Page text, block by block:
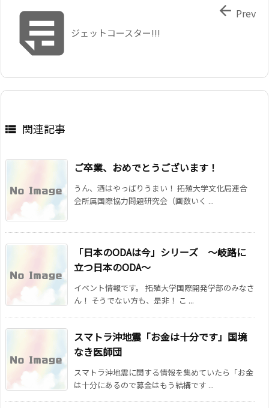
ジェットコースター!!!
 Prev
 関連記事
ご卒業、おめでとうございます！
うん、酒はやっぱりうまい！ 拓殖大学文化局連合
会所属国際協力問題研究会（画数いく ...
「日本のODAは今」シリーズ 〜岐路に
立つ日本のODA〜
イベント情報です。 拓殖大学国際開発学部のみなさ
ん！ そうでない方も、是非！ こ ...
スマトラ沖地震「お金は十分です」国境
なき医師団
スマトラ沖地震に関する情報を集めていたら「お金
は十分にあるので募金はもう結構です ...